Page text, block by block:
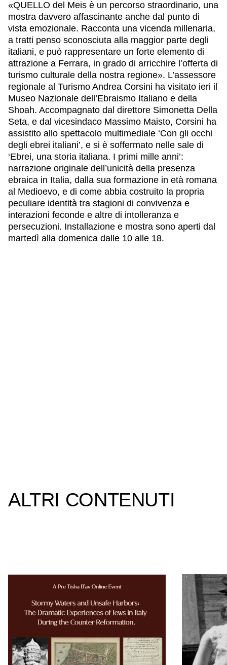
«QUELLO del Meis è un percorso straordinario, una
mostra davvero affascinante anche dal punto di
vista emozionale. Racconta una vicenda millenaria,
a tratti penso sconosciuta alla maggior parte degli
italiani, e può rappresentare un forte elemento di
attrazione a Ferrara, in grado di arricchire l’offerta di
turismo culturale della nostra regione». L’assessore
regionale al Turismo Andrea Corsini ha visitato ieri il
Museo Nazionale dell’Ebraismo Italiano e della
Shoah. Accompagnato dal direttore Simonetta Della
Seta, e dal vicesindaco Massimo Maisto, Corsini ha
assistito allo spettacolo multimediale ‘Con gli occhi
degli ebrei italiani’, e si è soffermato nelle sale di
‘Ebrei, una storia italiana. I primi mille anni’:
narrazione originale dell’unicità della presenza
ebraica in Italia, dalla sua formazione in età romana
al Medioevo, e di come abbia costruito la propria
peculiare identità tra stagioni di convivenza e
interazioni feconde e altre di intolleranza e
persecuzioni. Installazione e mostra sono aperti dal
martedì alla domenica dalle 10 alle 18.
ALTRI CONTENUTI